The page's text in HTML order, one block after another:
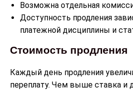
Возможна отдельная
Доступность продления
платежной дисциплины и
Стоимость продления
Каждый день продления
переплату. Чем выше ставка и